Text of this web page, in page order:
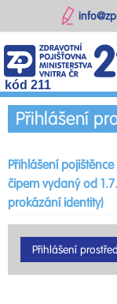
kód 211
Přihlášení
Přihlášení
čipem vydaný od
prokázání identity)